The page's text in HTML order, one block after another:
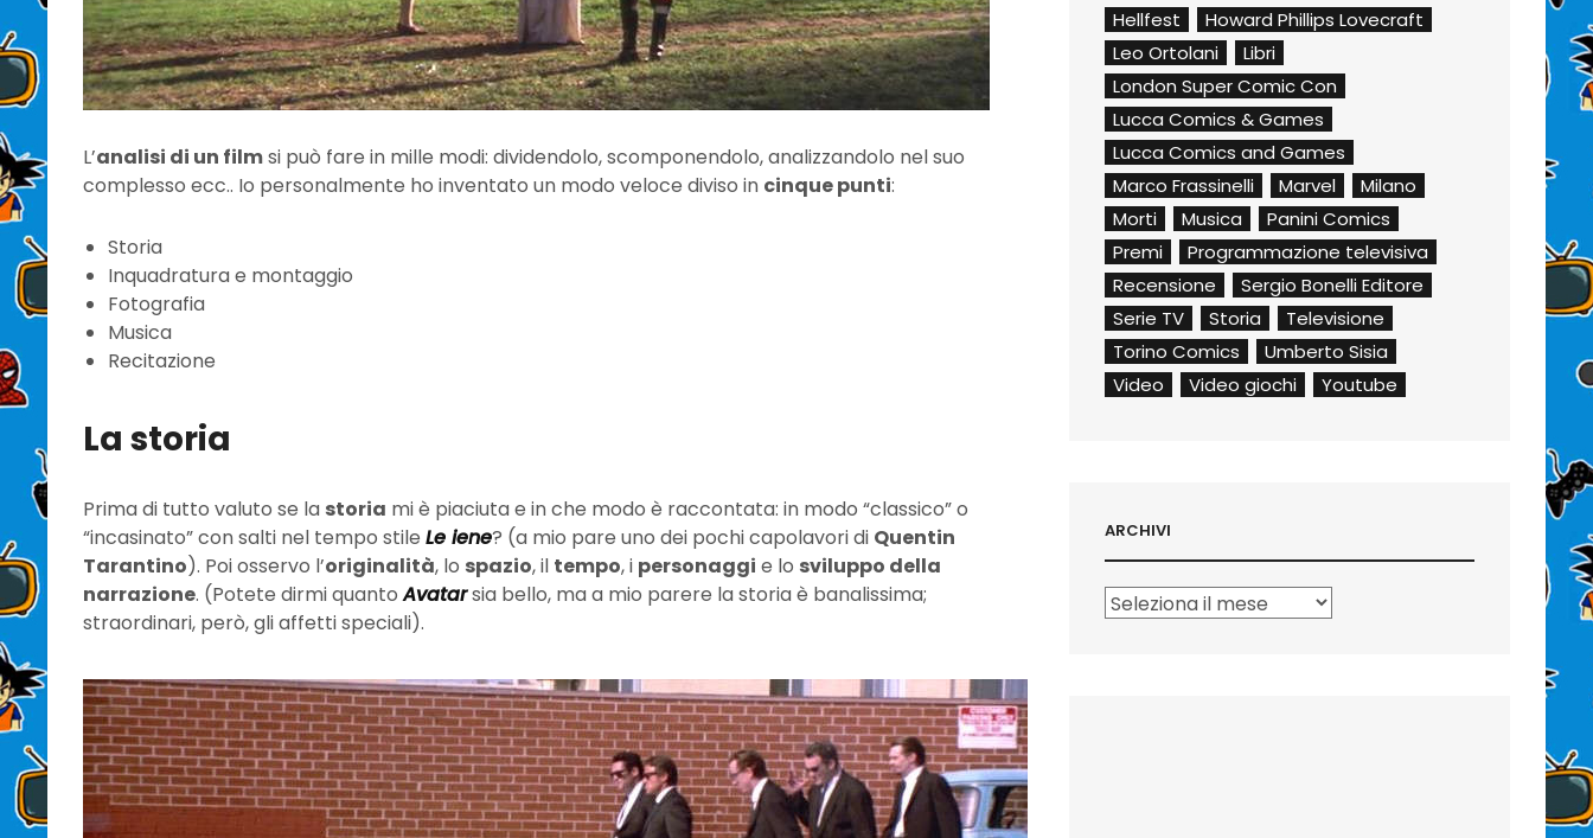
L’analisi di un filmsi può fare in mille modi: dividendolo, scomponendolo, analizzandolo nel suo
complesso ecc.. Io personalmente ho inventato un modo veloce diviso in cinque punti:
Storia
Inquadratura e montaggio
Fotografia
Musica
Recitazione
La storia
Prima di tutto valuto se la storia mi è piaciuta e in che modo è raccontata: in modo “classico” o
“incasinato” con salti nel tempo stileLe iene? (a mio pare uno dei pochi capolavori di Quentin
Tarantino). Poi osservo l’originalità, lo spazio, il tempo, i personaggi e lo sviluppo della
narrazione. (Potete dirmi quantoAvatarsia bello, ma a mio parere la storia è banalissima;
straordinari, però, gli affetti speciali).
Hellfest
Howard Phillips Lovecraft
Leo Ortolani
Libri
London Super Comic Con
Lucca Comics & Games
Lucca Comics and Games
Marco Frassinelli
Marvel
Milano
Morti
Musica
Panini Comics
Premi
Programmazione televisiva
Recensione
Sergio Bonelli Editore
Serie TV
Storia
Televisione
Torino Comics
Umberto Sisia
Video
Video giochi Youtube
ARCHIVI
Archivi